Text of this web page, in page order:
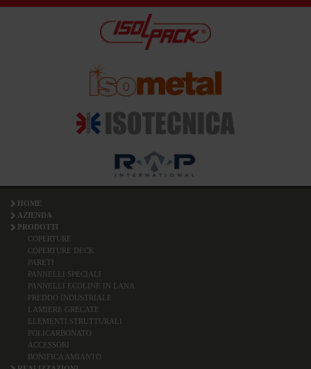
HOME
AZIENDA
PRODOTTI
COPERTURE
COPERTURE DECK
PARETI
PANNELLI SPECIALI
PANNELLI ECOLINE IN LANA
FREDDO INDUSTRIALE
LAMIERE GRECATE
ELEMENTI STRUTTURALI
POLICARBONATO
ACCESSORI
BONIFICA AMIANTO